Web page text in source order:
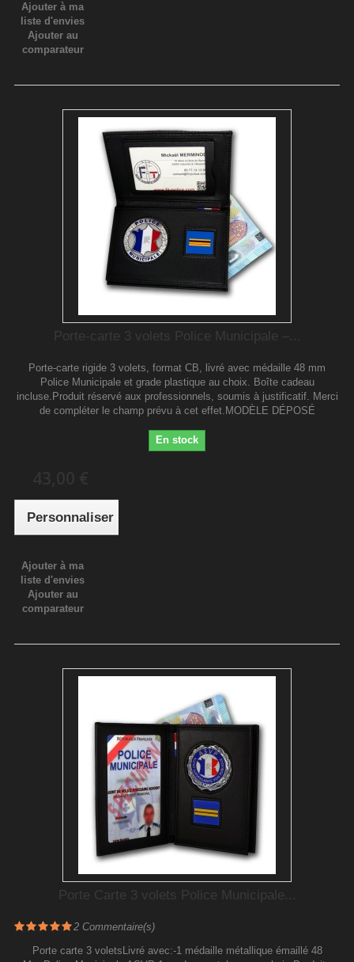
Ajouter à ma
liste d'envies
Ajouter au
comparateur
Porte-carte 3 volets Police Municipale –...
Porte-carte rigide 3 volets, format CB, livré avec médaille 48 mm
Police Municipale et grade plastique au choix. Boîte cadeau
incluse.Produit réservé aux professionnels, soumis à justificatif. Merci
de compléter le champ prévu à cet effet.MODÈLE DÉPOSÉ
En stock
Personnaliser
Ajouter à ma
liste d'envies
Ajouter au
comparateur
Porte Carte 3 volets Police Municipale...
2 Commentaire(s)
Porte carte 3 voletsLivré avec:-1 médaille métallique émaillé 48